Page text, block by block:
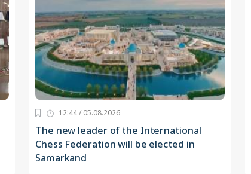
12:44 / 05.08.2026
The new leader of the International
Chess Federation will be elected in
Samarkand